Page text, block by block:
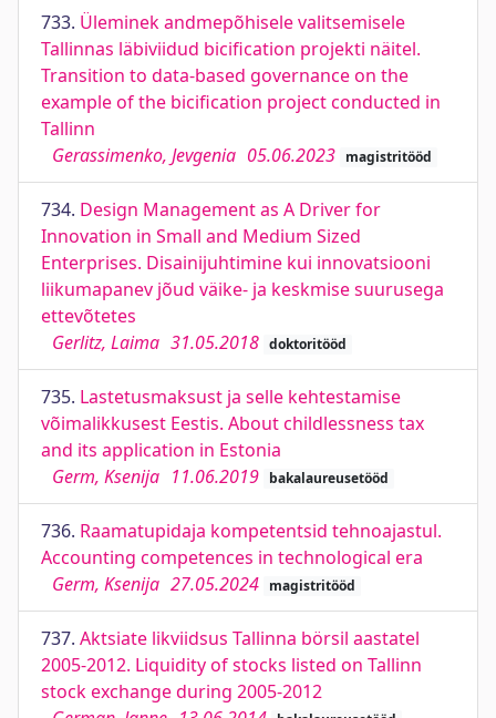
733. Üleminek andmepõhisele valitsemisele
Tallinnas läbiviidud bicification projekti näitel.
Transition to data-based governance on the
example of the bicification project conducted in
Tallinn
Gerassimenko, Jevgenia 05.06.2023 magistritööd
734. Design Management as A Driver for
Innovation in Small and Medium Sized
Enterprises. Disainijuhtimine kui innovatsiooni
liikumapanev jõud väike- ja keskmise suurusega
ettevõtetes
Gerlitz, Laima 31.05.2018 doktoritööd
735. Lastetusmaksust ja selle kehtestamise
võimalikkusest Eestis. About childlessness tax
and its application in Estonia
Germ, Ksenija 11.06.2019 bakalaureusetööd
736. Raamatupidaja kompetentsid tehnoajastul.
Accounting competences in technological era
Germ, Ksenija 27.05.2024 magistritööd
737. Aktsiate likviidsus Tallinna börsil aastatel
2005-2012. Liquidity of stocks listed on Tallinn
stock exchange during 2005-2012